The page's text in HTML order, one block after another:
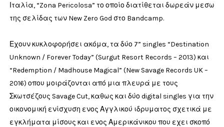
Ιταλία, “Zona Pericolosa” το οποίο διατίθεται δωρεάν μεσω
της σελίδας των New Zero God στο Bandcamp.
Εχουν κυκλοφορήσει ακόμα, τα δύο 7” singles “Destination
Unknown / Forever Today” (Surgut Resort Records – 2013) και
“Redemption / Madhouse Magical” (New Savage Records UK –
2016) οπου μοιράζονται από μια πλευρά με τους
Σκωτσέζους Savage Cut, καθως και δύο digital singles για την
οικονομική ενίσχυση ενος Αγγλικού ιδρυματος σχετικά με
εγκλήματα μίσους και ενος Αμερικάνικου που εχει σκοπό